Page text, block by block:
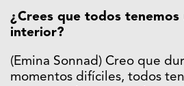
¿Crees que todos tenemos
interior?
(Emina Sonnad) Creo que
momentos difíciles, todos